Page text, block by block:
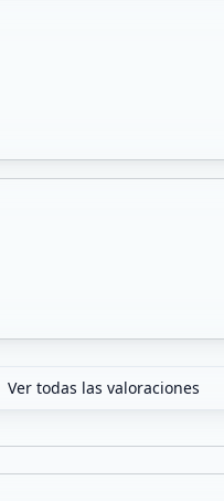
Ver todas las valoraciones